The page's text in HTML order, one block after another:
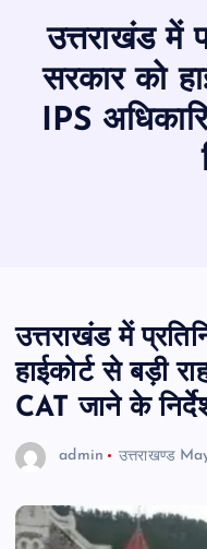
उत्तराखंड में
सरकार को
IPS
उत्तराखंड में
हाईकोर्ट से बड़ी
CAT जाने के
admin उत्तराखण्ड